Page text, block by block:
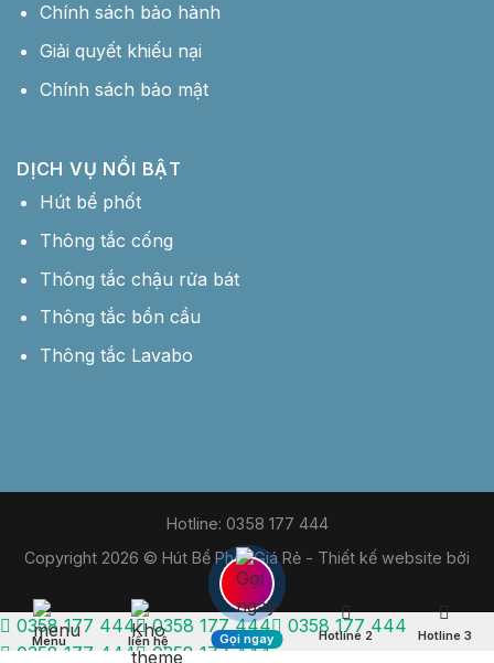
Chính sách bảo hành
Giải quyết khiếu nại
Chính sách bảo mật
DỊCH VỤ NỔI BẬT
Hút bể phốt
Thông tắc cống
Thông tắc chậu rửa bát
Thông tắc bồn cầu
Thông tắc Lavabo
Hotline: 0358 177 444
Copyright 2026 © Hút Bể Phốt Giá Rẻ - Thiết kế website bởi
MDIGI
0358 177 444 0358 177 444
0358 177 444
0358 177 444
0358 177 444
Menu liên hệ Gọi ngay Hotline 2 Hotline 3